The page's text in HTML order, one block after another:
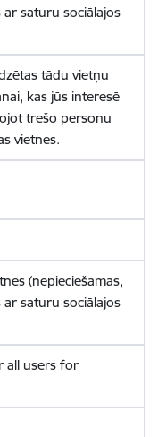
ar saturu sociālajos
tādu vietņu
kas jūs interesē
trešo personu
vietnes.
(nepieciešamas,
ar saturu sociālajos
all users for